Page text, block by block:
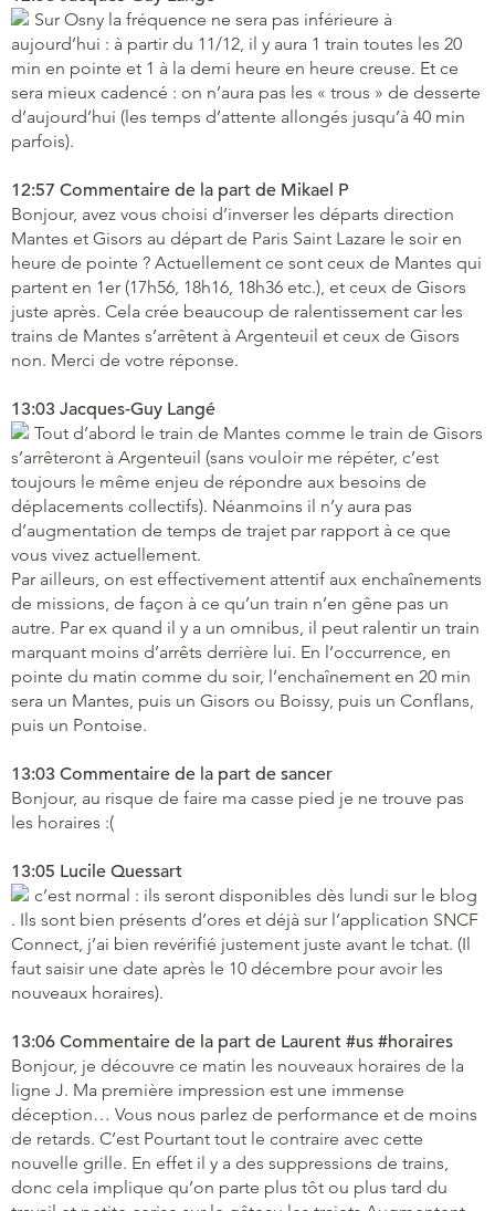
Sur Osny la fréquence ne sera pas inférieure à
aujourd’hui : à partir du 11/12, il y aura 1 train toutes les 20
min en pointe et 1 à la demi heure en heure creuse. Et ce
sera mieux cadencé : on n’aura pas les « trous » de desserte
d’aujourd’hui (les temps d’attente allongés jusqu’à 40 min
parfois).
12:57 Commentaire de la part de Mikael P
Bonjour, avez vous choisi d’inverser les départs direction
Mantes et Gisors au départ de Paris Saint Lazare le soir en
heure de pointe ? Actuellement ce sont ceux de Mantes qui
partent en 1er (17h56, 18h16, 18h36 etc.), et ceux de Gisors
juste après. Cela crée beaucoup de ralentissement car les
trains de Mantes s’arrêtent à Argenteuil et ceux de Gisors
non. Merci de votre réponse.
13:03 Jacques-Guy Langé
Tout d’abord le train de Mantes comme le train de Gisors
s’arrêteront à Argenteuil (sans vouloir me répéter, c’est
toujours le même enjeu de répondre aux besoins de
déplacements collectifs). Néanmoins il n’y aura pas
d’augmentation de temps de trajet par rapport à ce que
vous vivez actuellement.
Par ailleurs, on est effectivement attentif aux enchaînements
de missions, de façon à ce qu’un train n’en gêne pas un
autre. Par ex quand il y a un omnibus, il peut ralentir un train
marquant moins d’arrêts derrière lui. En l’occurrence, en
pointe du matin comme du soir, l’enchaînement en 20 min
sera un Mantes, puis un Gisors ou Boissy, puis un Conflans,
puis un Pontoise.
13:03 Commentaire de la part de sancer
Bonjour, au risque de faire ma casse pied je ne trouve pas
les horaires :(
13:05 Lucile Quessart
c’est normal : ils seront disponibles dès lundi sur le blog
. Ils sont bien présents d’ores et déjà sur l’application SNCF
Connect, j’ai bien revérifié justement juste avant le tchat. (Il
faut saisir une date après le 10 décembre pour avoir les
nouveaux horaires).
13:06 Commentaire de la part de Laurent #us #horaires
Bonjour, je découvre ce matin les nouveaux horaires de la
ligne J. Ma première impression est une immense
déception… Vous nous parlez de performance et de moins
de retards. C’est Pourtant tout le contraire avec cette
nouvelle grille. En effet il y a des suppressions de trains,
donc cela implique qu’on parte plus tôt ou plus tard du